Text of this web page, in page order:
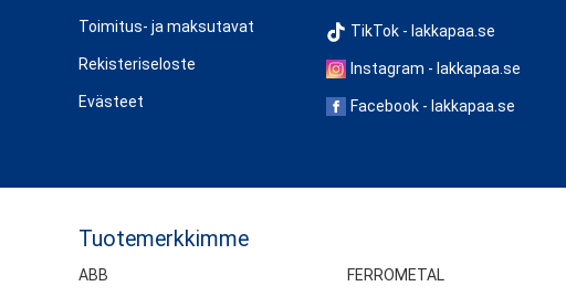
Toimitus- ja maksutavat
Rekisteriseloste
Evästeet
TikTok - lakkapaa.se
Instagram - lakkapaa.se
Facebook - lakkapaa.se
Tuotemerkkimme
ABB
FERROMETAL